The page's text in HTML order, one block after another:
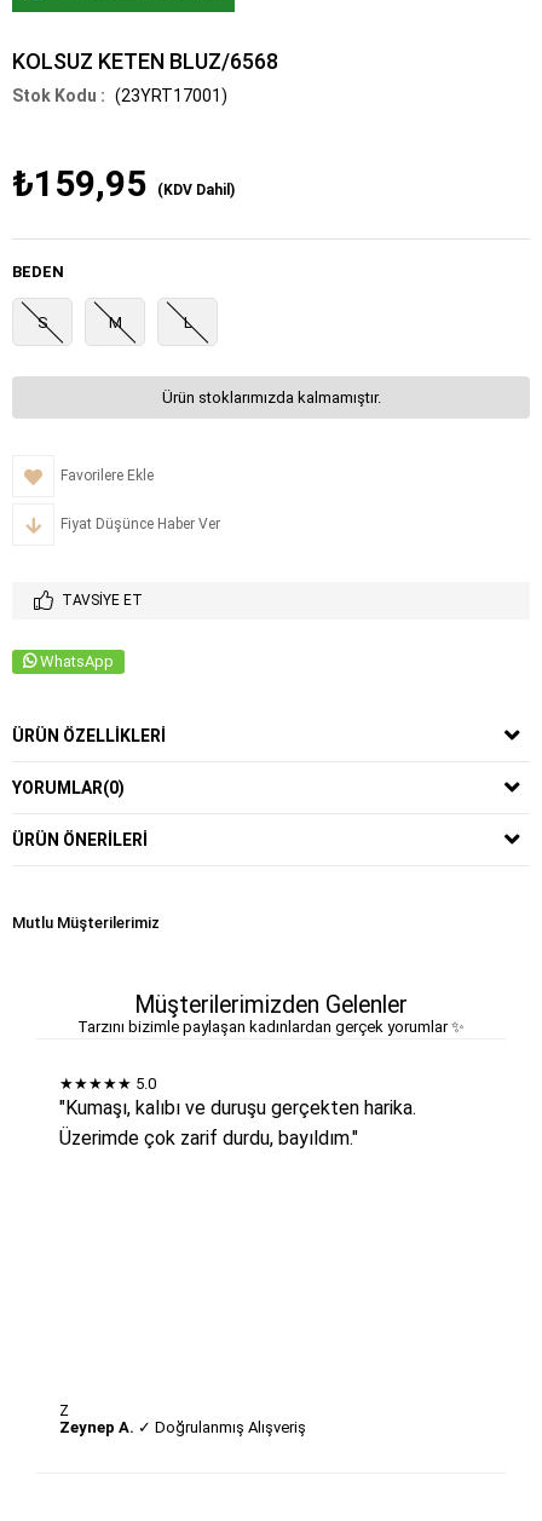
KOLSUZ KETEN BLUZ/6568
(23YRT17001)
₺159,95 (KDV Dahil)
BEDEN
S M L
Ürün stoklarımızda kalmamıştır.
Favorilere Ekle
Fiyat Düşünce Haber Ver
TAVSIYE ET
WhatsApp
ÜRÜN ÖZELLIKLERI
YORUMLAR(0)
ÜRÜN ÖNERILERI
Mutlu Müşterilerimiz
Müşterilerimizden Gelenler
Tarzını bizimle paylaşan kadınlardan gerçek yorumlar ✨
★★★★★ 5.0
"Kumaşı, kalıbı ve duruşu gerçekten harika.
Üzerimde çok zarif durdu, bayıldım."
Z
Zeynep A. ✓ Doğrulanmış Alışveriş